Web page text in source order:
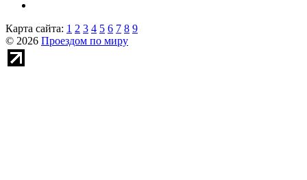
Карта сайта: 1 2 3 4 5 6 7 8 9
© 2026 Проездом по миру